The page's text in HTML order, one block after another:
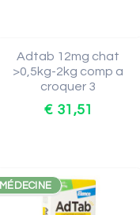
Adtab 12mg chat
>0,5kg-2kg comp a
croquer 3
€ 31,51
MÉDECINE